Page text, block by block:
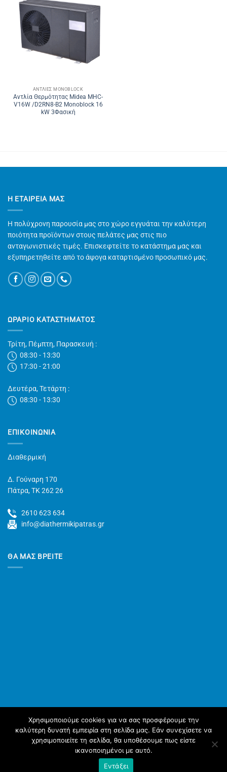
ΑΝΤΛΊΕΣ MONOBLOCK
Αντλία Θερμότητας Midea MHC-
V16W /D2RN8-B2 Monoblock 16
kW 3Φασική
Η ΕΤΑΙΡΕΊΑ ΜΑΣ
Η πολύχρονη παρουσία μας στο χώρο εγγυάται την καλύτερη
ποιότητα προϊόντων στους πελάτες μας στις πιο
ανταγωνιστικές τιμές. Επισκεφτείτε το κατάστημα μας και
εξυπηρετηθείτε από το άψογα καταρτισμένο προσωπικό μας.
ΩΡΑΡΙΟ ΚΑΤΑΣΤΗΜΑΤΟΣ
Τρίτη, Πέμπτη, Παρασκευή :
08:30 - 13:30
17:30 - 21:00
Δευτέρα, Τετάρτη :
08:30 - 13:30
ΕΠΙΚΟΙΝΩΝΊΑ
Διαθερμική
Δ. Γούναρη 170
Πάτρα, TK 262 26
2610 623 634
info@diathermikipatras.gr
ΘΑ ΜΑΣ ΒΡΕΙΤΕ
ΠΡΟΪΌΝΤΑ ΣΧΕΤΙΚΆ ΜΕ ΕΜΆΣ
Copyright 2026 © diathermikipatras.gr
Χρησιμοποιούμε cookies για να σας προσφέρουμε την
καλύτερη δυνατή εμπειρία στη σελίδα μας. Εάν συνεχίσετε να
χρησιμοποιείτε τη σελίδα, θα υποθέσουμε πως είστε
ικανοποιημένοι με αυτό.
Εντάξει